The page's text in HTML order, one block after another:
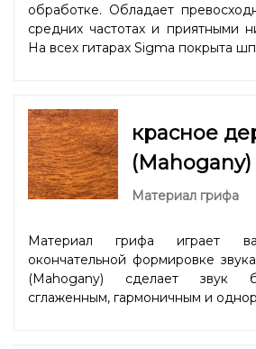
обработке. Обладает
средних частотах и приятными
На всех гитарах Sigma покрыта
красное
(Mahogany)
Материал грифа
Материал грифа играет
окончательной формировке
(Mahogany) сделает звук
сглаженным, гармоничным и